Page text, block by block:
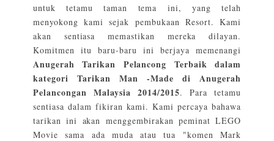
untuk tetamu taman tema ini, yang telah
menyokong kami sejak pembukaan Resort. Kami
akan sentiasa memastikan mereka dilayan.
Komitmen itu baru-baru ini berjaya memenangi
Anugerah Tarikan Pelancong Terbaik dalam
kategori Tarikan Man -Made di Anugerah
Pelancongan Malaysia 2014/2015. Para tetamu
sentiasa dalam fikiran kami. Kami percaya bahawa
tarikan ini akan menggembirakan peminat LEGO
Movie sama ada muda atau tua "komen Mark